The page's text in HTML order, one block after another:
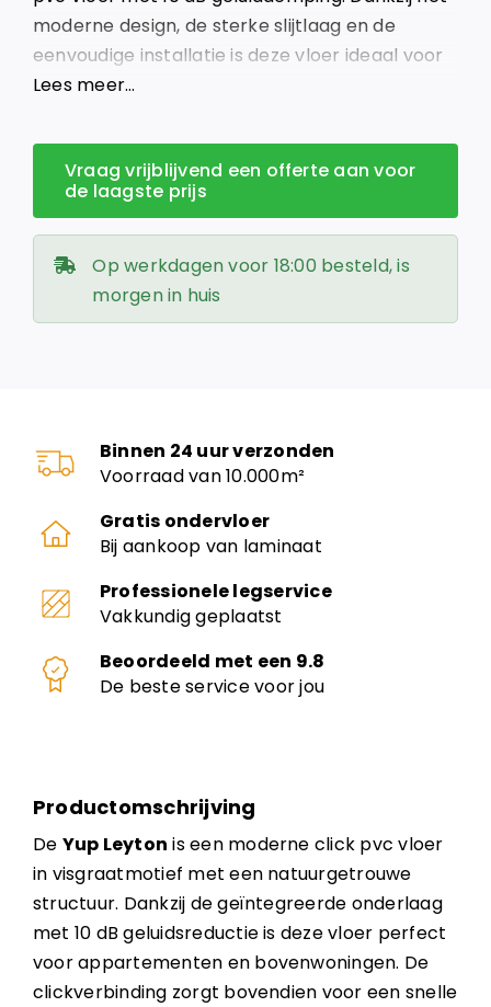
moderne design, de sterke slijtlaag en de
eenvoudige installatie is deze vloer ideaal voor
elk interieur.
Lees meer…
Vraag vrijblijvend een offerte aan voor
de laagste prijs
Op werkdagen voor 18:00 besteld, is
morgen in huis
Binnen 24 uur verzonden
Voorraad van 10.000m²
Gratis ondervloer
Bij aankoop van laminaat
Professionele legservice
Vakkundig geplaatst
Beoordeeld met een 9.8
De beste service voor jou
Productomschrijving
De Yup Leyton is een moderne click pvc vloer
in visgraatmotief met een natuurgetrouwe
structuur. Dankzij de geïntegreerde onderlaag
met 10 dB geluidsreductie is deze vloer perfect
voor appartementen en bovenwoningen. De
clickverbinding zorgt bovendien voor een snelle